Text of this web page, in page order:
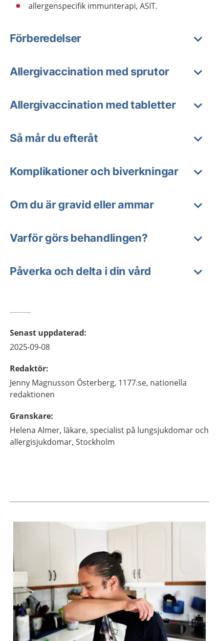
allergenspecifik immunterapi, ASIT.
Förberedelser
Allergivaccination med sprutor
Allergivaccination med tabletter
Så mår du efteråt
Komplikationer och biverkningar
Om du är gravid eller ammar
Varför görs behandlingen?
Påverka och delta i din vård
Senast uppdaterad:
2025-09-08
Redaktör:
Jenny Magnusson Österberg, 1177.se, nationella
redaktionen
Granskare:
Helena Almer, läkare, specialist på lungsjukdomar och
allergisjukdomar, Stockholm